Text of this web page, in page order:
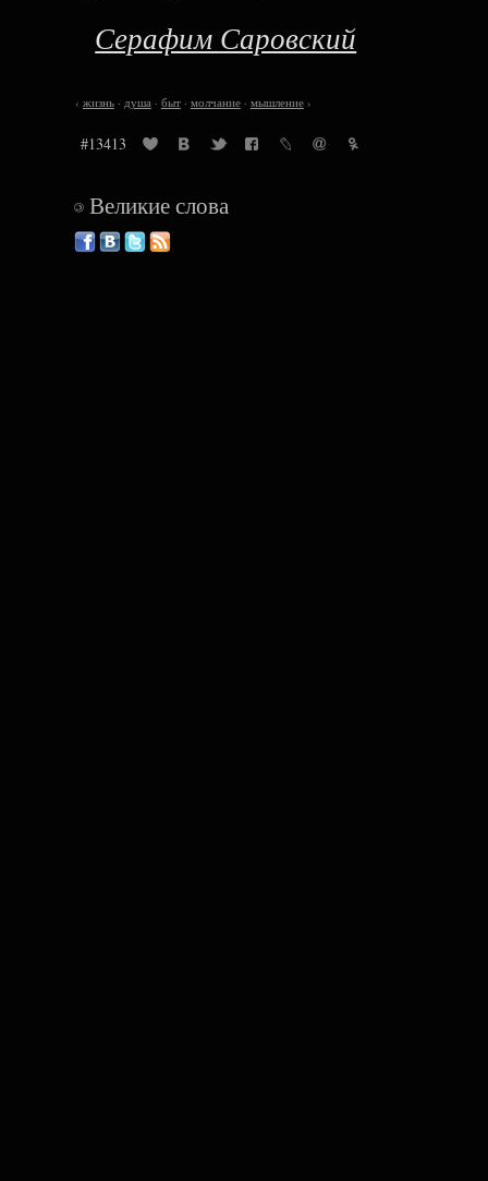
Серафим Саровский
‹ жизнь· душа· быт· молчание· мышление›
#13413
©Великие слова